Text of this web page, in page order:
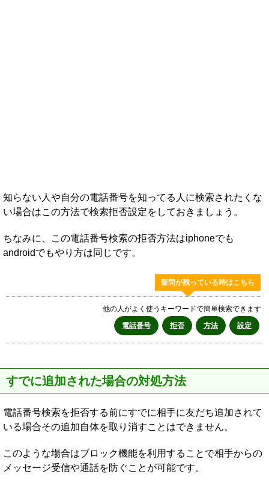
知らない人や自分の電話番号を知ってる人に検索されたくな
い場合はこの方法で検索拒否設定をしておきましょう。
ちなみに、この電話番号検索の拒否方法はiphoneでも
androidでもやり方は同じです。
疑問が残っている時はこちら
他の人がよく使うキーワードで簡単検索できます
電話番号
拒否 方法 設定
すでに追加された場合の対処方法
電話番号検索を拒否する前にすでに相手に友だち追加されて
いる場合その追加自体を取り消すことはできません。
このような場合はブロック機能を利用することで相手からの
メッセージ受信や通話を防ぐことが可能です。